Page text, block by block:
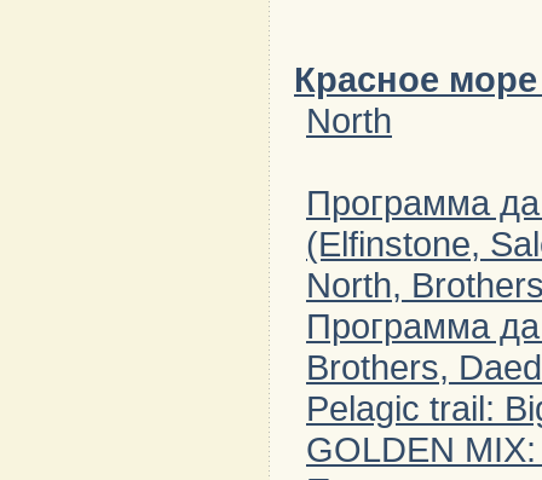
Красное море
North
Программа
(Elfinstone,
North,
Программа
Brothers,
Pelagic trail:
GOLDEN